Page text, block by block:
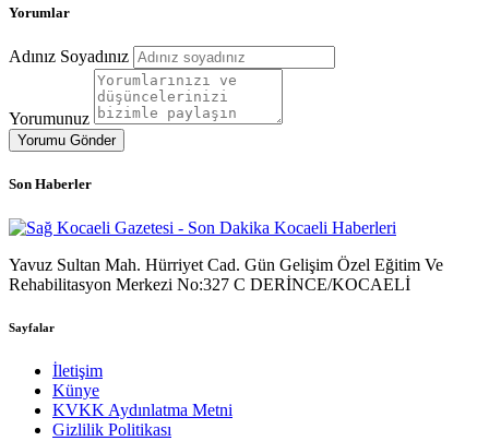
Yorumlar
Adınız Soyadınız
Yorumunuz
Yorumu Gönder
Son Haberler
Yavuz Sultan Mah. Hürriyet Cad. Gün Gelişim Özel Eğitim Ve
Rehabilitasyon Merkezi No:327 C DERİNCE/KOCAELİ
Sayfalar
İletişim
Künye
KVKK Aydınlatma Metni
Gizlilik Politikası